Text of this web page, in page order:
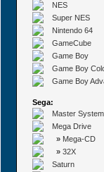
NES
Super NES
Nintendo 64
GameCube
Game Boy
Game Boy
Game Boy
Sega:
Master System
Mega Drive
» Mega-CD
» 32X
Saturn